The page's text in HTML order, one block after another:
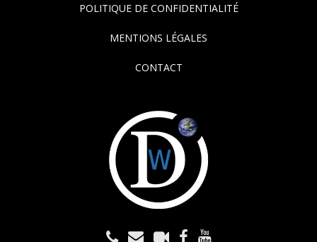
POLITIQUE DE CONFIDENTIALITÉ
MENTIONS LÉGALES
CONTACT